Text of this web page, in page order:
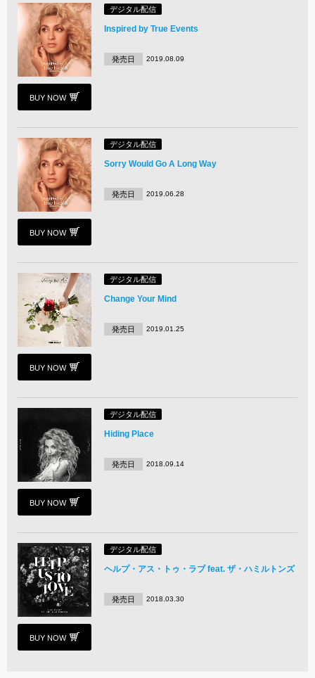
BUY NOW
デジタル配信
Inspired by True Events
発売日 2019.08.09
BUY NOW
デジタル配信
Sorry Would Go A Long Way
発売日 2019.06.28
BUY NOW
デジタル配信
Change Your Mind
発売日 2019.01.25
BUY NOW
デジタル配信
Hiding Place
発売日 2018.09.14
BUY NOW
デジタル配信
ヘルプ・アス・トゥ・ラブ feat. ザ・ハミルトンズ
発売日 2018.03.30